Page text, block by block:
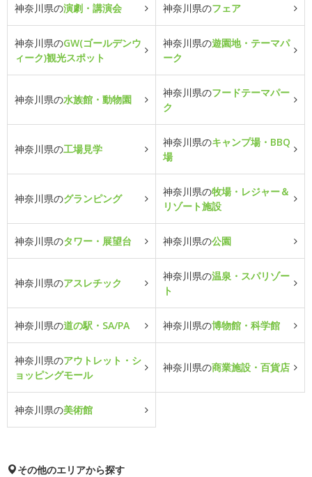
神奈川県の演劇・講演会 神奈川県のフェア
神奈川県のGW(ゴールデンウ
ィーク)観光スポット
神奈川県の遊園地・テーマパ
ーク
神奈川県の水族館・動物園
神奈川県のフードテーマパー
ク
神奈川県の工場見学
神奈川県のキャンプ場・BBQ
場
神奈川県のグランピング
神奈川県の牧場・レジャー＆
リゾート施設
神奈川県のタワー・展望台 神奈川県の公園
神奈川県のアスレチック
神奈川県の温泉・スパリゾー
ト
神奈川県の道の駅・SA/PA 神奈川県の博物館・科学館
神奈川県のアウトレット・シ
ョッピングモール
神奈川県の商業施設・百貨店
神奈川県の美術館
その他のエリアから探す